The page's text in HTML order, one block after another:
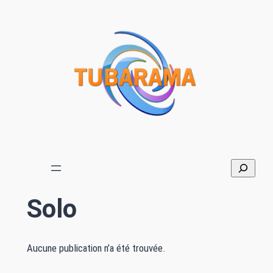
Solo
Aucune publication n’a été trouvée.